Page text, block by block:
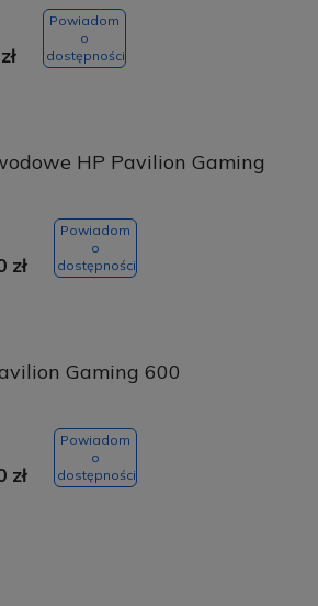
Powiadom
o
dostępności
HP Pavilion Gaming
zł
Powiadom
o
dostępności
Gaming 600
zł
Powiadom
o
dostępności